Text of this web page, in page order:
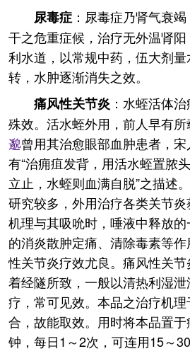
尿毒症 ：尿毒症乃肾气衰
干之危重症候，治疗无外温肾阳
利水道，以常规中药，伍大剂
转，水肿逐渐消失之效。
痛风性关节炎 ：水蛭活体
殊效。活水蛭外用，前人早有
邈曾用其治愈眼部血肿患者，
有“治痈疽发背，用活水蛭置脓
立止，水蛭则血满自脱”之描述
研究较多，外用治疗各类关节
机理与其吸吮时，唾液中释放
的消炎散肿定痛、清除毒素等
性关节炎疗效尤良。痛风性关
着经隧所致，一般以清热利湿
疗，常可见效。本品之治疗机
合，故能取效。用时将本品置
钟，每日1～2次，可连用15～